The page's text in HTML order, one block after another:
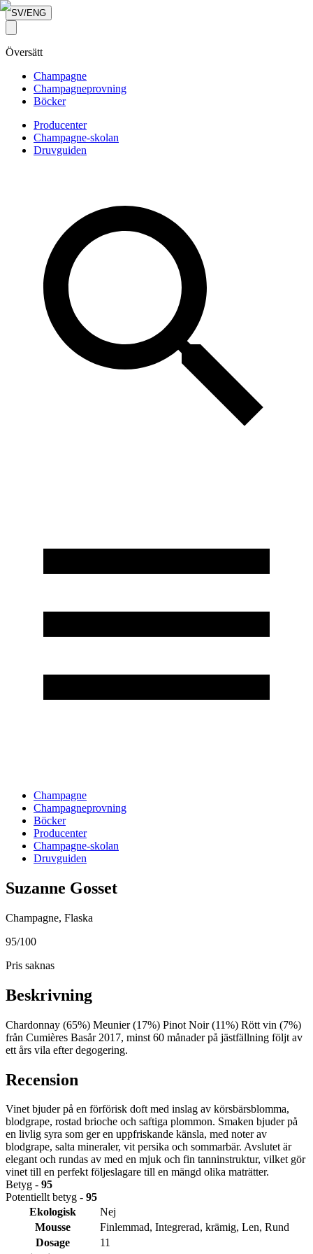
SV/ENG
Översätt
Champagne
Champagneprovning
Böcker
Producenter
Champagne-skolan
Druvguiden
Champagne
Champagneprovning
Böcker
Producenter
Champagne-skolan
Druvguiden
Suzanne Gosset
Champagne, Flaska
95/100
Pris saknas
Beskrivning
Chardonnay (65%) Meunier (17%) Pinot Noir (11%) Rött vin (7%)
från Cumières Basår 2017, minst 60 månader på jästfällning följt av
ett års vila efter degogering.
Recension
Vinet bjuder på en förförisk doft med inslag av körsbärsblomma,
blodgrape, rostad brioche och saftiga plommon. Smaken bjuder på
en livlig syra som ger en uppfriskande känsla, med noter av
blodgrape, salta mineraler, vit persika och sommarbär. Avslutet är
elegant och rundas av med en mjuk och fin tanninstruktur, vilket gör
vinet till en perfekt följeslagare till en mängd olika maträtter.
Betyg - 95
Potentiellt betyg - 95
Ekologisk
Nej
Mousse
Finlemmad, Integrerad, krämig, Len, Rund
Dosage
11